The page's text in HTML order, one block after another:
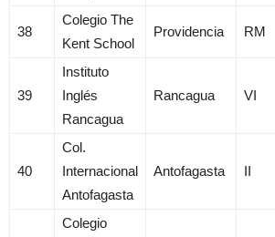
38
Colegio The
Kent School
Providencia RM
39
Instituto
Inglés
Rancagua
Rancagua VI
40
Col.
Internacional
Antofagasta
Antofagasta II
Colegio